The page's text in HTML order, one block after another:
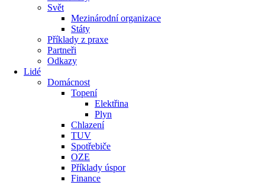
Svět
Mezinárodní organizace
Státy
Příklady z praxe
Partneři
Odkazy
Lidé
Domácnost
Topení
Elektřina
Plyn
Chlazení
TUV
Spotřebiče
OZE
Příklady úspor
Finance